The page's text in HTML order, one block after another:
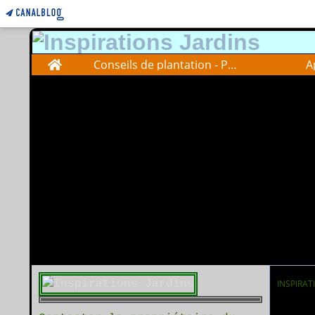
Home Conseils de plantation - Plantations advise